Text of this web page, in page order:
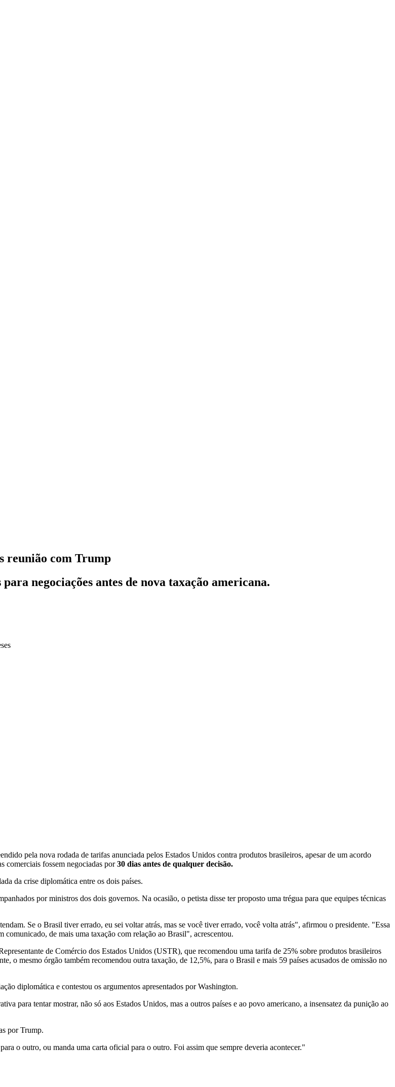
reunião com Trump
negociações antes de nova taxação americana.
pela nova rodada de tarifas anunciada pelos Estados Unidos contra produtos brasileiros, apesar de um acordo
comerciais fossem negociadas por30 dias antes de qualquer decisão.
da crise diplomática entre os dois países.
por ministros dos dois governos. Na ocasião, o petista disse ter proposto uma trégua para que equipes técnicas
Se o Brasil tiver errado, eu sei voltar atrás, mas se você tiver errado, você volta atrás", afirmou o presidente. "Essa
comunicado, de mais uma taxação com relação ao Brasil", acrescentou.
de Comércio dos Estados Unidos (USTR), que recomendou uma tarifa de 25% sobre produtos brasileiros
o mesmo órgão também recomendou outra taxação, de 12,5%, para o Brasil e mais 59 países acusados de omissão no
diplomática e contestou os argumentos apresentados por Washington.
para tentar mostrar, não só aos Estados Unidos, mas a outros países e ao povo americano, a insensatez da punição ao
por Trump.
o outro, ou manda uma carta oficial para o outro. Foi assim que sempre deveria acontecer."